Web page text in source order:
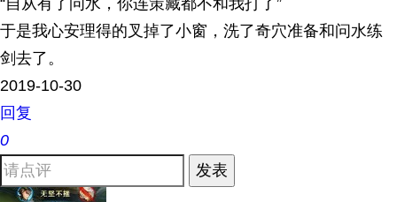
“自从有了问水，你连策藏都不和我打了”
于是我心安理得的叉掉了小窗，洗了奇穴准备和问水练
剑去了。
2019-10-30
回复
0
发表